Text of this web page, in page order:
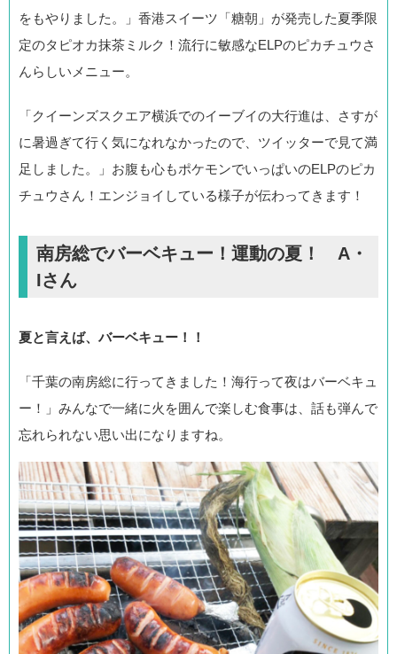
をもやりました。」香港スイーツ「糖朝」が発売した夏季限
定のタピオカ抹茶ミルク！流行に敏感なELPのピカチュウさ
んらしいメニュー。
「クイーンズスクエア横浜でのイーブイの大行進は、さすが
に暑過ぎて行く気になれなかったので、ツイッターで見て満
足しました。」お腹も心もポケモンでいっぱいのELPのピカ
チュウさん！エンジョイしている様子が伝わってきます！
南房総でバーベキュー！運動の夏！ A・
Iさん
夏と言えば、バーベキュー！！
「千葉の南房総に行ってきました！海行って夜はバーベキュ
ー！」みんなで一緒に火を囲んで楽しむ食事は、話も弾んで
忘れられない思い出になりますね。